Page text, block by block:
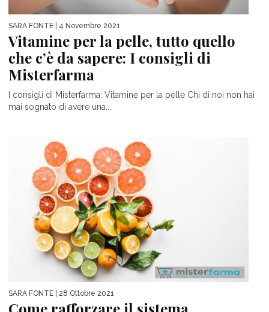
SARA FONTE | 4 Novembre 2021
Vitamine per la pelle, tutto quello
che c’è da sapere: I consigli di
Misterfarma
I consigli di Misterfarma: Vitamine per la pelle Chi di noi non hai
mai sognato di avere una...
SARA FONTE | 28 Ottobre 2021